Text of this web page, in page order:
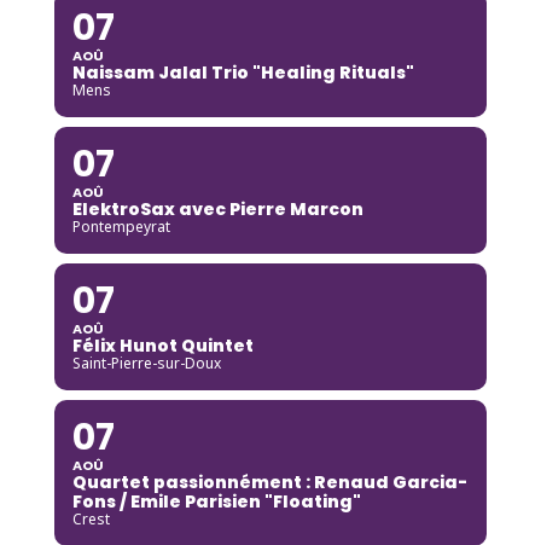
07
AOÛ
Naissam Jalal Trio "Healing Rituals"
Mens
07
AOÛ
ElektroSax avec Pierre Marcon
Pontempeyrat
07
AOÛ
Félix Hunot Quintet
Saint-Pierre-sur-Doux
07
AOÛ
Quartet passionnément : Renaud Garcia-
Fons / Emile Parisien "Floating"
Crest